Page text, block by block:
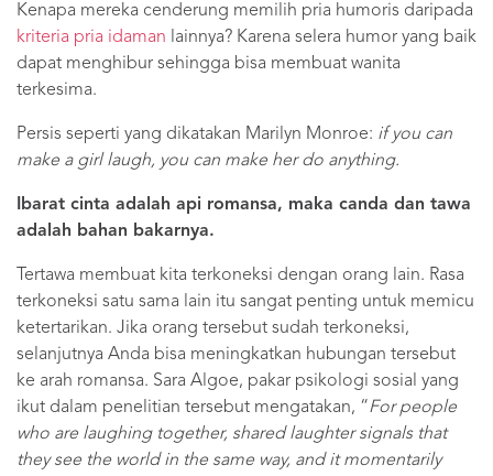
Kenapa mereka cenderung memilih pria humoris daripada
kriteria pria idaman lainnya? Karena selera humor yang baik
dapat menghibur sehingga bisa membuat wanita
terkesima.
Persis seperti yang dikatakan Marilyn Monroe: if you can
make a girl laugh, you can make her do anything.
Ibarat cinta adalah api romansa, maka canda dan tawa
adalah bahan bakarnya.
Tertawa membuat kita terkoneksi dengan orang lain. Rasa
terkoneksi satu sama lain itu sangat penting untuk memicu
ketertarikan. Jika orang tersebut sudah terkoneksi,
selanjutnya Anda bisa meningkatkan hubungan tersebut
ke arah romansa. Sara Algoe, pakar psikologi sosial yang
ikut dalam penelitian tersebut mengatakan, “For people
who are laughing together, shared laughter signals that
they see the world in the same way, and it momentarily